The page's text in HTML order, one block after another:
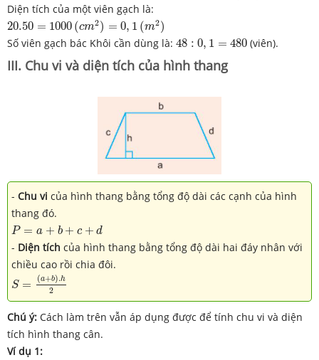
Diện tích của một viên gạch là:
20.50 = 1000 (cm2) = 0, 1 (m2)
20.50 1000 ( m2 0,1 (m )
Số viên gạch bác Khôi cần dùng là: 48 : 0, 1 = 480
48 : 0, 1= 480 (viên).
III. Chu vi và diện tích của hình thang
- Chu vi của hình thang bằng tổng độ dài các cạnh của hình
thang đó.
P = a + b + c + d
P= +b + c+ d
- Diện tích của hình thang bằng tổng độ dài hai đáy nhân với
chiều cao rồi chia đôi.
S = (a+b).h
2
S=(a+b).h2
Chú ý: Cách làm trên vẫn áp dụng được để tính chu vi và diện
tích hình thang cân.
Ví dụ 1: